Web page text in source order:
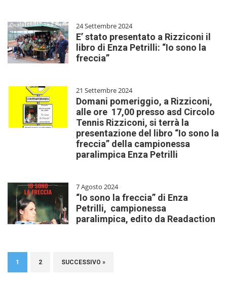
24 Settembre 2024
E’ stato presentato a Rizziconi il
libro di Enza Petrilli: “Io sono la
freccia”
21 Settembre 2024
Domani pomeriggio, a Rizziconi,
alle ore 17,00 presso asd Circolo
Tennis Rizziconi, si terrà la
presentazione del libro “Io sono la
freccia” della campionessa
paralimpica Enza Petrilli
7 Agosto 2024
“Io sono la freccia” di Enza
Petrilli, campionessa
paralimpica, edito da Readaction
1 2 SUCCESSIVO »